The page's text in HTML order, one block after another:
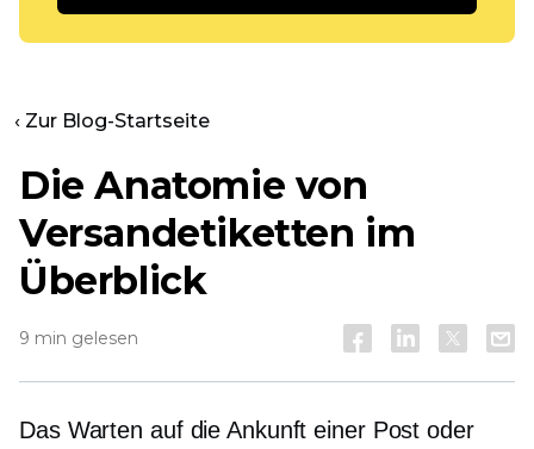
‹ Zur Blog-Startseite
Die Anatomie von
Versandetiketten im
Überblick
9 min gelesen
Das Warten auf die Ankunft einer Post oder